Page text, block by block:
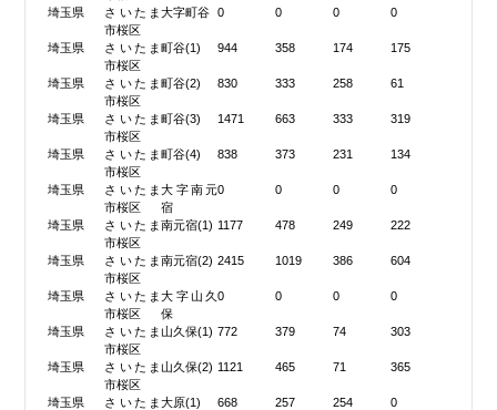
埼玉県
さいたま
市桜区
大字町谷 0 0 0 0
埼玉県
さいたま
市桜区
町谷(1) 944 358 174 175
埼玉県
さいたま
市桜区
町谷(2) 830 333 258 61
埼玉県
さいたま
市桜区
町谷(3) 1471 663 333 319
埼玉県
さいたま
市桜区
町谷(4) 838 373 231 134
埼玉県
さいたま
市桜区
大字南元
宿
0 0 0 0
埼玉県
さいたま
市桜区
南元宿(1) 1177 478 249 222
埼玉県
さいたま
市桜区
南元宿(2) 2415 1019 386 604
埼玉県
さいたま
市桜区
大字山久
保
0 0 0 0
埼玉県
さいたま
市桜区
山久保(1) 772 379 74 303
埼玉県
さいたま
市桜区
山久保(2) 1121 465 71 365
埼玉県
さいたま大原(1) 668 257 254 0